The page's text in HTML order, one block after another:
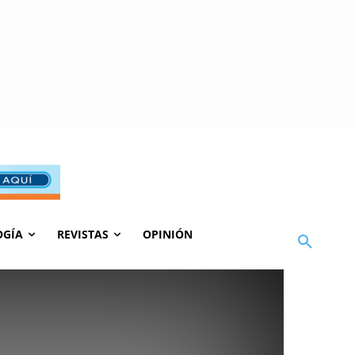
REVISTAS OPINIÓN